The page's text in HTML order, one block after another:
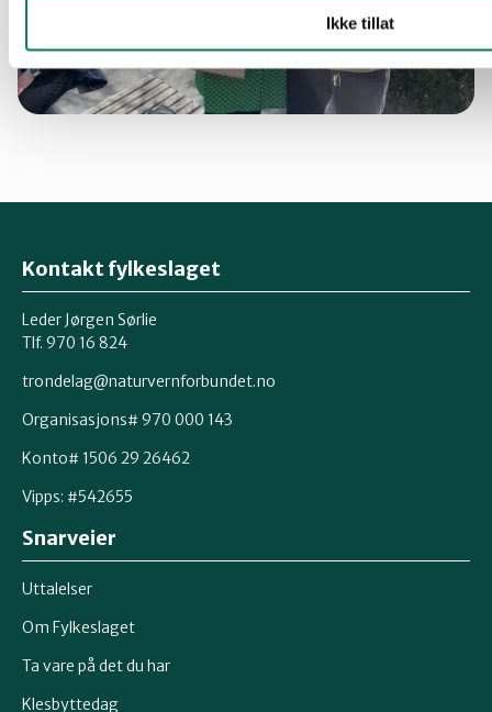
Ikke tillat
Kontakt fylkeslaget
Leder Jørgen Sørlie
Tlf. 970 16 824
trondelag@naturvernforbundet.no
Organisasjons# 970 000 143
Konto# 1506 29 26462
Vipps: #542655
Snarveier
Uttalelser
Om Fylkeslaget
Ta vare på det du har
Klesbyttedag